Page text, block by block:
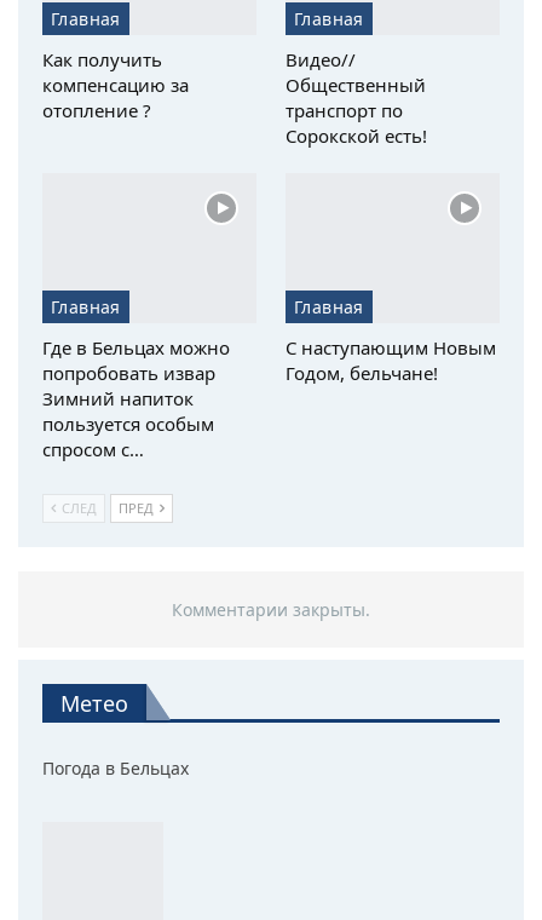
Главная
Как получить
компенсацию за
отопление ?
Главная
Видео//
Общественный
транспорт по
Сорокской есть!
Главная
Где в Бельцах можно
попробовать извар
Зимний напиток
пользуется особым
спросом с…
Главная
С наступающим Новым
Годом, бельчане!
СЛЕД ПРЕД
Комментарии закрыты.
Метео
Погода в Бельцах